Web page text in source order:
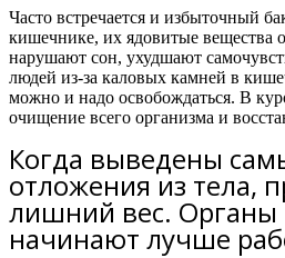
Часто встречается и избыточный
кишечнике, их ядовитые вещества
нарушают сон, ухудшают
людей из-за каловых камней в
можно и надо освобождаться. В
очищение всего организма и
Когда выведены
отложения из тела,
лишний вес. Органы
начинают лучше